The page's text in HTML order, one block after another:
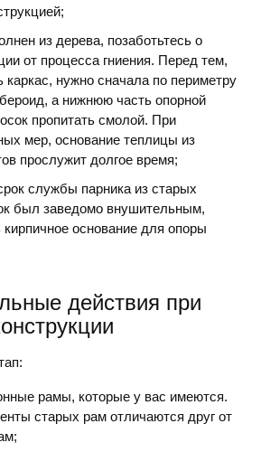
из дерева, позаботьтесь о
от процесса гниения. Перед тем,
каркас, нужно сначала по периметру
а нижнюю часть опорной
пропитать смолой. При
мер, основание теплицы из
прослужит долгое время;
службы парника из старых
был заведомо внушительным,
основание для опоры
действия при
рамы, которые у вас имеются.
старых рам отличаются друг от